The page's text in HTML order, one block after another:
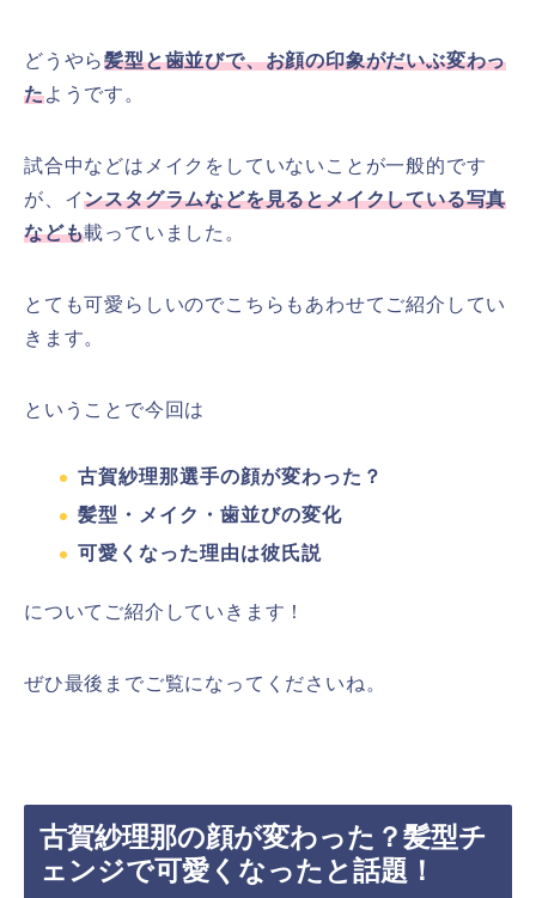
どうやら髪型と歯並びで、お顔の印象がだいぶ変わっ
たようです。
試合中などはメイクをしていないことが一般的です
が、インスタグラムなどを見るとメイクしている写真
なども載っていました。
とても可愛らしいのでこちらもあわせてご紹介してい
きます。
ということで今回は
古賀紗理那選手の顔が変わった？
髪型・メイク・歯並びの変化
可愛くなった理由は彼氏説
についてご紹介していきます！
ぜひ最後までご覧になってくださいね。
古賀紗理那の顔が変わった？髪型チ
ェンジで可愛くなったと話題！